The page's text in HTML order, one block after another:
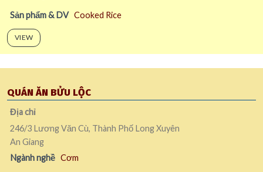
Sản phẩm & DV Cooked Rice
VIEW
QUÁN ĂN BỬU LỘC
Địa chỉ
246/3 Lương Văn Cù, Thành Phố Long Xuyên
An Giang
Ngành nghề Cơm